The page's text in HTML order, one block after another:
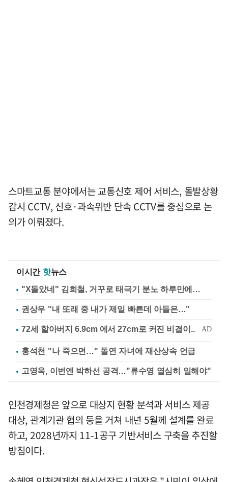
스마트교통 분야에서는 교통신호 제어 서비스, 돌발상황
감시 CCTV, 신호·과속위반 단속 CCTV를 중심으로 논
의가 이뤄졌다.
이시간 핫뉴스
"X돌았네" 김희철, 거꾸로 태극기 분노 하루만에…
권상우 "내 또래 중 내가 제일 빠른데 아들은…"
홍석천 "나 죽으면…" 돌연 자녀에 재산상속 언급
고영욱, 이번엔 박하선 공격…"류수영 열심히 일해야"
인천경제청은 앞으로 대상지 현황 분석과 서비스 제공
대상, 관계기관 협의 등을 거쳐 내년 5월께 설계를 완료
하고, 2028년까지 11-1공구 기반서비스 구축을 추진할
방침이다.